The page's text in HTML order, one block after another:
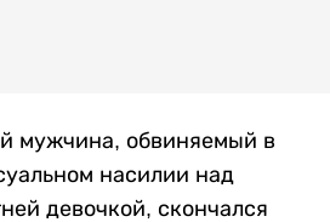
мужчина, обвиняемый в
насилии над
девочкой, скончался